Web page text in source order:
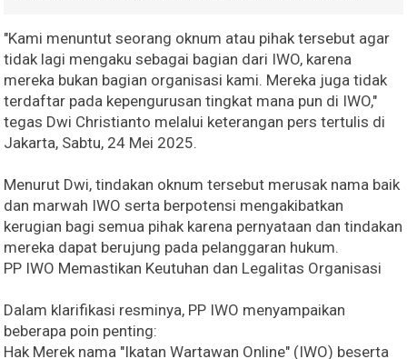
"Kami menuntut seorang oknum atau pihak tersebut agar
tidak lagi mengaku sebagai bagian dari IWO, karena
mereka bukan bagian organisasi kami. Mereka juga tidak
terdaftar pada kepengurusan tingkat mana pun di IWO,"
tegas Dwi Christianto melalui keterangan pers tertulis di
Jakarta, Sabtu, 24 Mei 2025.
Menurut Dwi, tindakan oknum tersebut merusak nama baik
dan marwah IWO serta berpotensi mengakibatkan
kerugian bagi semua pihak karena pernyataan dan tindakan
mereka dapat berujung pada pelanggaran hukum.
PP IWO Memastikan Keutuhan dan Legalitas Organisasi
Dalam klarifikasi resminya, PP IWO menyampaikan
beberapa poin penting:
Hak Merek nama "Ikatan Wartawan Online" (IWO) beserta